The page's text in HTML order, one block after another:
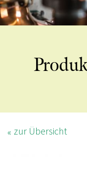
zur Übersicht